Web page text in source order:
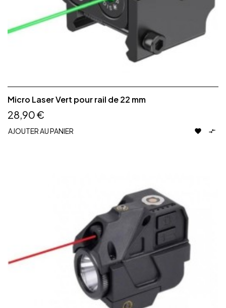
Micro Laser Vert pour rail de 22 mm
28,90 €
AJOUTER AU PANIER  